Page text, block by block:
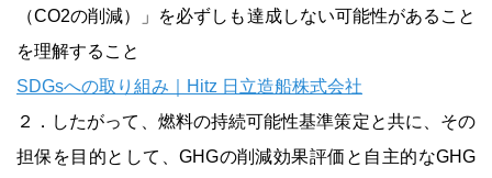
（CO2の削減）」を必ずしも達成しない可能性があること
を理解すること
SDGsへの取り組み｜Hitz 日立造船株式会社
２．したがって、燃料の持続可能性基準策定と共に、その
担保を目的として、GHGの削減効果評価と自主的なGHG